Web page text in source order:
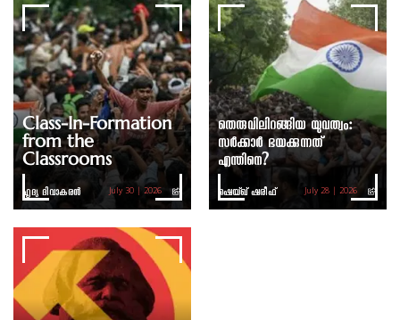
Class-In-Formation
from the
Classrooms
ഹൃദ്യ ദിവാകരൻ July 30 | 2026
തെരുവിലിറങ്ങിയ യുവത്വം:
സർക്കാർ ഭയക്കുന്നത്
എന്തിനെ?
ഷെയ്ഖ് ഷരീഫ് July 28 | 2026